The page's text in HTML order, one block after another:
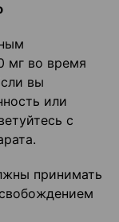
во время
вы
или
с
принимать